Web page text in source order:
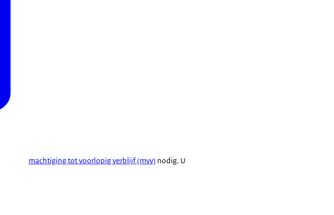
machtiging tot voorlopig verblijf (mvv) nodig. U